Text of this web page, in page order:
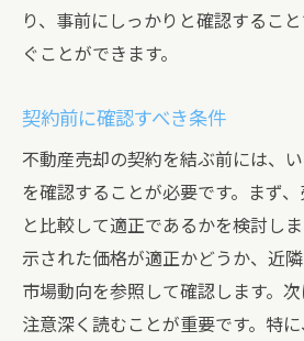
り、事前にしっかりと確認するこ
ぐことができます。
契約前に確認すべき条件
不動産売却の契約を結ぶ前には、
を確認することが必要です。まず
と比較して適正であるかを検討し
示された価格が適正かどうか、近
市場動向を参照して確認します。
注意深く読むことが重要です。特